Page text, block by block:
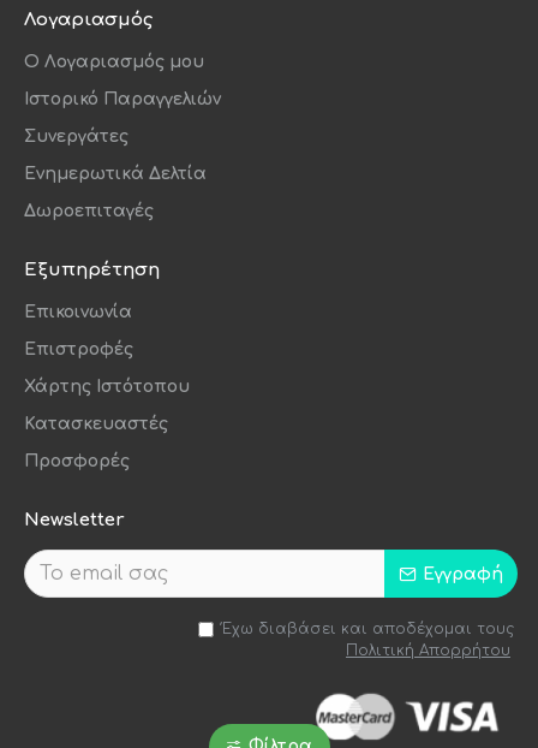
Λογαριασμός
O Λογαριασμός μου
Ιστορικό Παραγγελιών
Συνεργάτες
Ενημερωτικά Δελτία
Δωροεπιταγές
Εξυπηρέτηση
Επικοινωνία
Επιστροφές
Χάρτης Ιστότοπου
Κατασκευαστές
Προσφορές
Newsletter
Εγγραφή
Έχω διαβάσει και αποδέχομαι τους
Πολιτική Απορρήτου